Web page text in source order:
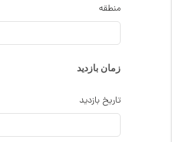
منطقه
زمان بازدید
تاریخ بازدید